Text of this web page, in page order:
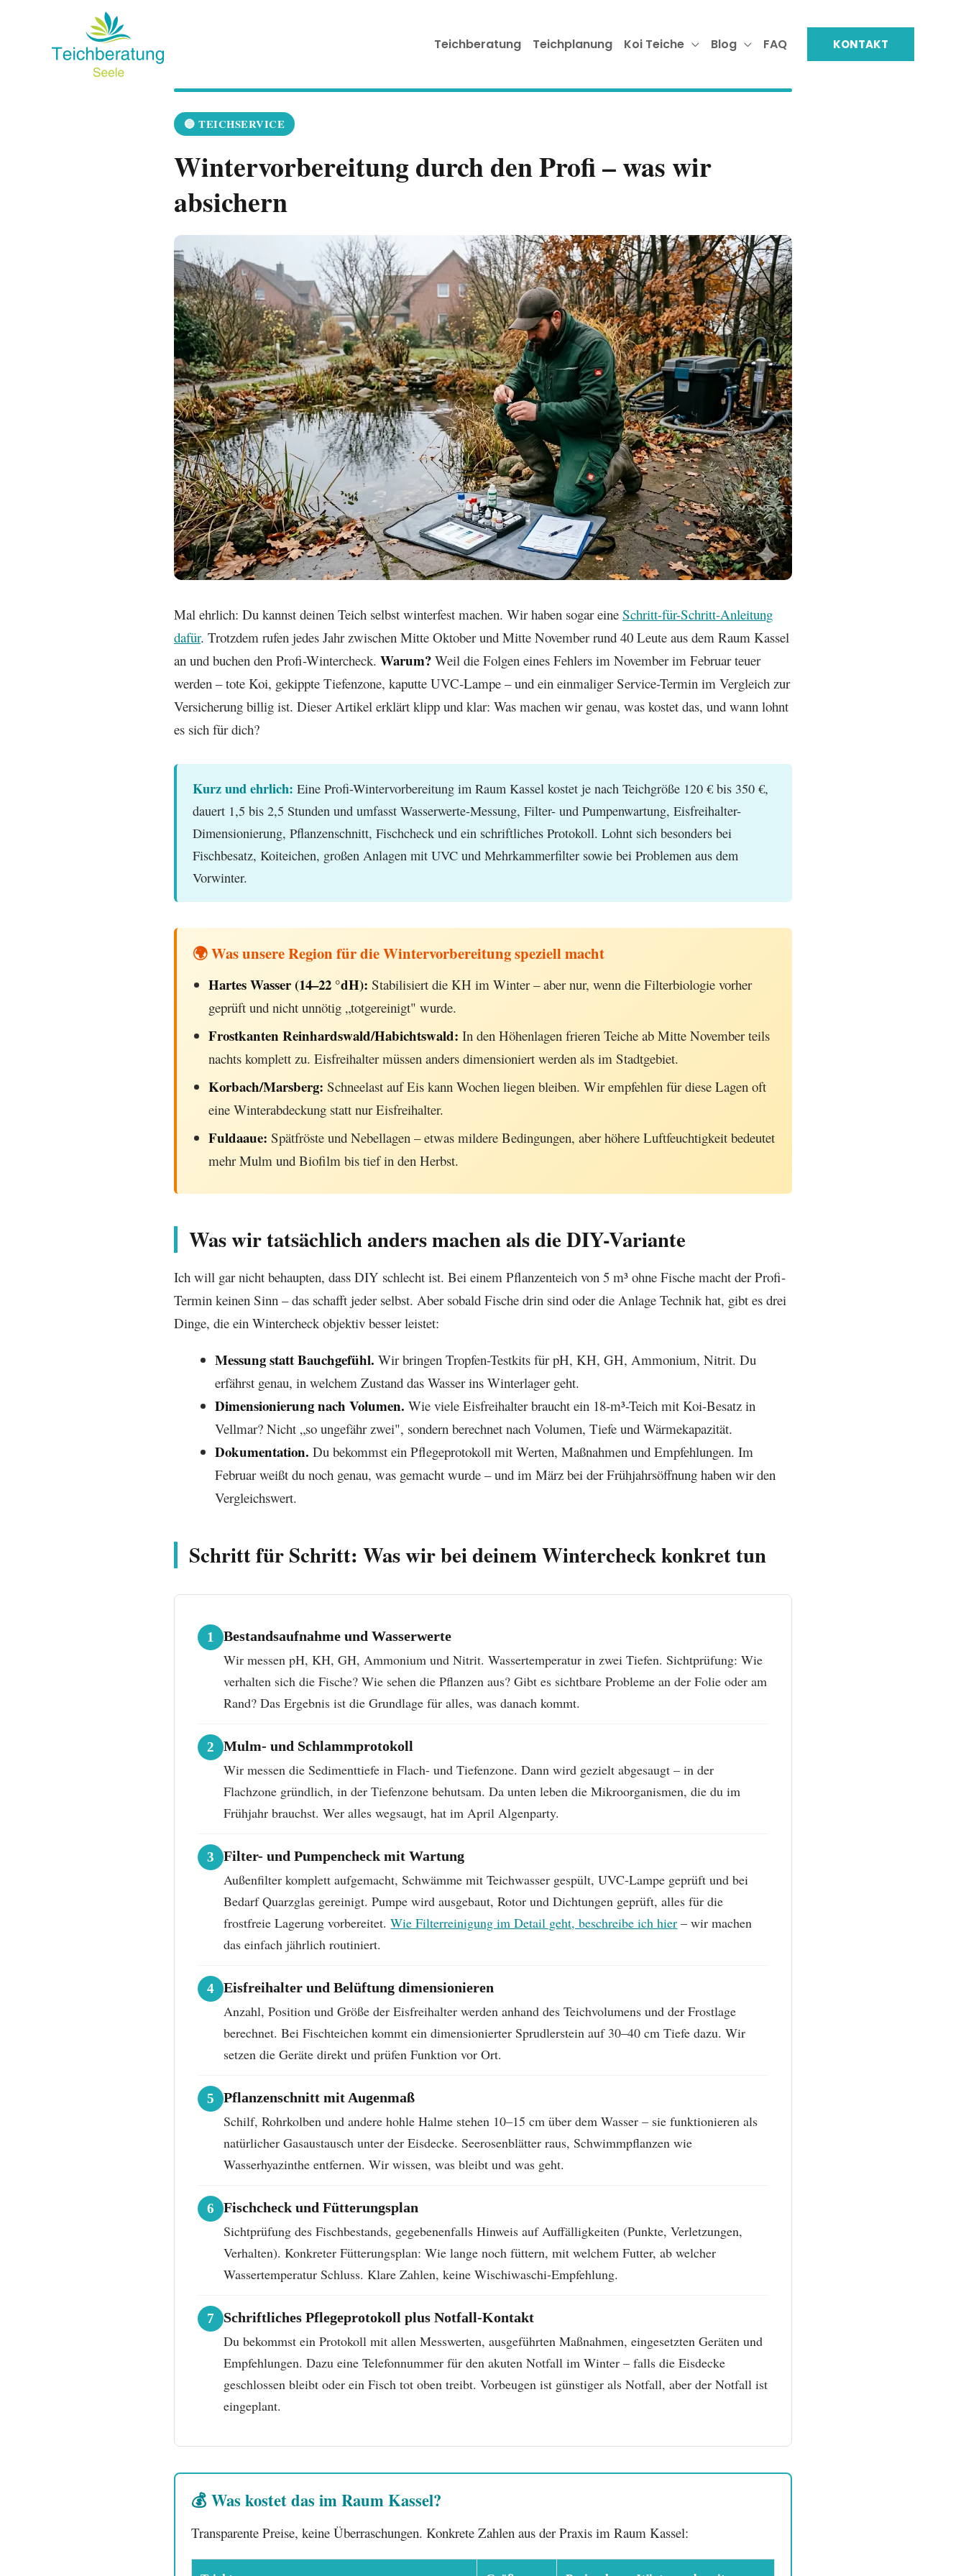
Teichberatung Teichplanung Koi Teiche Blog FAQ KONTAKT
🔵 TEICHSERVICE
Wintervorbereitung durch den Profi – was wir
absichern
Mal ehrlich: Du kannst deinen Teich selbst winterfest machen. Wir haben sogar eine Schritt-für-Schritt-Anleitung
dafür. Trotzdem rufen jedes Jahr zwischen Mitte Oktober und Mitte November rund 40 Leute aus dem Raum Kassel
an und buchen den Profi-Wintercheck. Warum? Weil die Folgen eines Fehlers im November im Februar teuer
werden – tote Koi, gekippte Tiefenzone, kaputte UVC-Lampe – und ein einmaliger Service-Termin im Vergleich zur
Versicherung billig ist. Dieser Artikel erklärt klipp und klar: Was machen wir genau, was kostet das, und wann lohnt
es sich für dich?
Kurz und ehrlich: Eine Profi-Wintervorbereitung im Raum Kassel kostet je nach Teichgröße 120 € bis 350 €,
dauert 1,5 bis 2,5 Stunden und umfasst Wasserwerte-Messung, Filter- und Pumpenwartung, Eisfreihalter-
Dimensionierung, Pflanzenschnitt, Fischcheck und ein schriftliches Protokoll. Lohnt sich besonders bei
Fischbesatz, Koiteichen, großen Anlagen mit UVC und Mehrkammerfilter sowie bei Problemen aus dem
Vorwinter.
🌍 Was unsere Region für die Wintervorbereitung speziell macht
Hartes Wasser (14–22 °dH): Stabilisiert die KH im Winter – aber nur, wenn die Filterbiologie vorher
geprüft und nicht unnötig „totgereinigt" wurde.
Frostkanten Reinhardswald/Habichtswald: In den Höhenlagen frieren Teiche ab Mitte November teils
nachts komplett zu. Eisfreihalter müssen anders dimensioniert werden als im Stadtgebiet.
Korbach/Marsberg: Schneelast auf Eis kann Wochen liegen bleiben. Wir empfehlen für diese Lagen oft
eine Winterabdeckung statt nur Eisfreihalter.
Fuldaaue: Spätfröste und Nebellagen – etwas mildere Bedingungen, aber höhere Luftfeuchtigkeit bedeutet
mehr Mulm und Biofilm bis tief in den Herbst.
Was wir tatsächlich anders machen als die DIY-Variante
Ich will gar nicht behaupten, dass DIY schlecht ist. Bei einem Pflanzenteich von 5 m³ ohne Fische macht der Profi-
Termin keinen Sinn – das schafft jeder selbst. Aber sobald Fische drin sind oder die Anlage Technik hat, gibt es drei
Dinge, die ein Wintercheck objektiv besser leistet:
Messung statt Bauchgefühl. Wir bringen Tropfen-Testkits für pH, KH, GH, Ammonium, Nitrit. Du
erfährst genau, in welchem Zustand das Wasser ins Winterlager geht.
Dimensionierung nach Volumen. Wie viele Eisfreihalter braucht ein 18-m³-Teich mit Koi-Besatz in
Vellmar? Nicht „so ungefähr zwei", sondern berechnet nach Volumen, Tiefe und Wärmekapazität.
Dokumentation. Du bekommst ein Pflegeprotokoll mit Werten, Maßnahmen und Empfehlungen. Im
Februar weißt du noch genau, was gemacht wurde – und im März bei der Frühjahrsöffnung haben wir den
Vergleichswert.
Schritt für Schritt: Was wir bei deinem Wintercheck konkret tun
1 Bestandsaufnahme und Wasserwerte
Wir messen pH, KH, GH, Ammonium und Nitrit. Wassertemperatur in zwei Tiefen. Sichtprüfung: Wie
verhalten sich die Fische? Wie sehen die Pflanzen aus? Gibt es sichtbare Probleme an der Folie oder am
Rand? Das Ergebnis ist die Grundlage für alles, was danach kommt.
2 Mulm- und Schlammprotokoll
Wir messen die Sedimenttiefe in Flach- und Tiefenzone. Dann wird gezielt abgesaugt – in der
Flachzone gründlich, in der Tiefenzone behutsam. Da unten leben die Mikroorganismen, die du im
Frühjahr brauchst. Wer alles wegsaugt, hat im April Algenparty.
3 Filter- und Pumpencheck mit Wartung
Außenfilter komplett aufgemacht, Schwämme mit Teichwasser gespült, UVC-Lampe geprüft und bei
Bedarf Quarzglas gereinigt. Pumpe wird ausgebaut, Rotor und Dichtungen geprüft, alles für die
frostfreie Lagerung vorbereitet.Wie Filterreinigung im Detail geht, beschreibe ich hier – wir machen
das einfach jährlich routiniert.
4 Eisfreihalter und Belüftung dimensionieren
Anzahl, Position und Größe der Eisfreihalter werden anhand des Teichvolumens und der Frostlage
berechnet. Bei Fischteichen kommt ein dimensionierter Sprudlerstein auf 30–40 cm Tiefe dazu. Wir
setzen die Geräte direkt und prüfen Funktion vor Ort.
5 Pflanzenschnitt mit Augenmaß
Schilf, Rohrkolben und andere hohle Halme stehen 10–15 cm über dem Wasser – sie funktionieren als
natürlicher Gasaustausch unter der Eisdecke. Seerosenblätter raus, Schwimmpflanzen wie
Wasserhyazinthe entfernen. Wir wissen, was bleibt und was geht.
6 Fischcheck und Fütterungsplan
Sichtprüfung des Fischbestands, gegebenenfalls Hinweis auf Auffälligkeiten (Punkte, Verletzungen,
Verhalten). Konkreter Fütterungsplan: Wie lange noch füttern, mit welchem Futter, ab welcher
Wassertemperatur Schluss. Klare Zahlen, keine Wischiwaschi-Empfehlung.
7 Schriftliches Pflegeprotokoll plus Notfall-Kontakt
Du bekommst ein Protokoll mit allen Messwerten, ausgeführten Maßnahmen, eingesetzten Geräten und
Empfehlungen. Dazu eine Telefonnummer für den akuten Notfall im Winter – falls die Eisdecke
geschlossen bleibt oder ein Fisch tot oben treibt. Vorbeugen ist günstiger als Notfall, aber der Notfall ist
eingeplant.
💰 Was kostet das im Raum Kassel?
Transparente Preise, keine Überraschungen. Konkrete Zahlen aus der Praxis im Raum Kassel: